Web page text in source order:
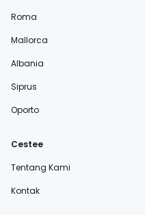
Roma
Mallorca
Albania
Siprus
Oporto
Cestee
Tentang Kami
Kontak